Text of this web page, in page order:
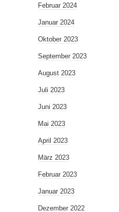
Februar 2024
Januar 2024
Oktober 2023
September 2023
August 2023
Juli 2023
Juni 2023
Mai 2023
April 2023
März 2023
Februar 2023
Januar 2023
Dezember 2022